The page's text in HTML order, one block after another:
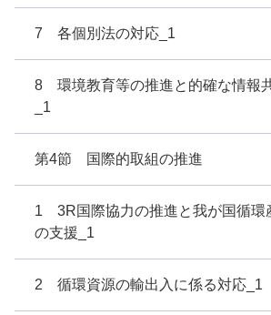
7 各個別法の対応_1
8 環境教育等の推進と的確な情報
_1
第4節 国際的取組の推進
1 3R国際協力の推進と我が国循環
の支援_1
2 循環資源の輸出入に係る対応_1